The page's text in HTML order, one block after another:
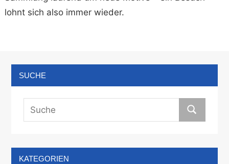
lohnt sich also immer wieder.
SUCHE
KATEGORIEN